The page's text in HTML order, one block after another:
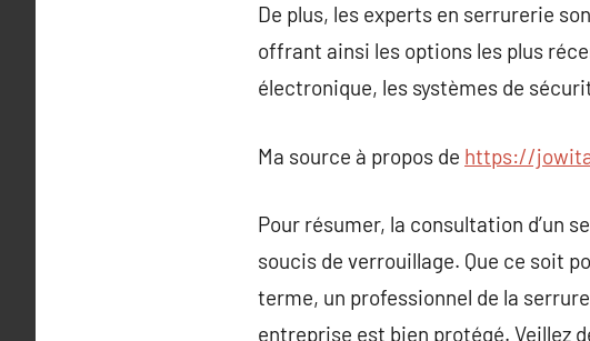
De plus, les experts en serrurerie
offrant ainsi les options les plus
électronique, les systèmes de
Ma source à propos de https://
Pour résumer, la consultation d’un
soucis de verrouillage. Que ce soit
terme, un professionnel de la
entreprise est bien protégé. Veillez